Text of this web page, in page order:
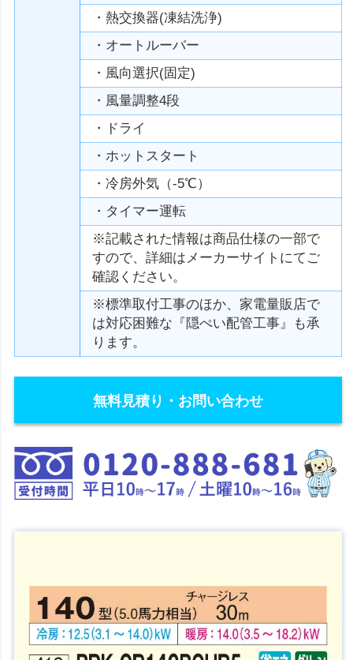
・熱交換器(凍結洗浄)
・オートルーバー
・風向選択(固定)
・風量調整4段
・ドライ
・ホットスタート
・冷房外気（-5℃）
・タイマー運転
※記載された情報は商品仕様の一部で
すので、詳細はメーカーサイトにてご
確認ください。
※標準取付工事のほか、家電量販店で
は対応困難な『隠ぺい配管工事』も承
ります。
無料見積り・お問い合わせ